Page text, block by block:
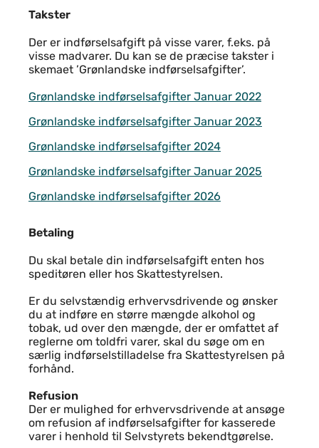
Takster
Takster
Der er indførselsafgift på visse varer, f.eks. på
visse madvarer. Du kan se de præcise takster i
skemaet ’Grønlandske indførselsafgifter’.
Grønlandske indførselsafgifter Januar 2022
Grønlandske indførselsafgifter Januar 2023
Grønlandske indførselsafgifter 2024
Grønlandske indførselsafgifter Januar 2025
Grønlandske indførselsafgifter 2026
Betaling
Betaling
Du skal betale din indførselsafgift enten hos
speditøren eller hos Skattestyrelsen.
Er du selvstændig erhvervsdrivende og ønsker
du at indføre en større mængde alkohol og
tobak, ud over den mængde, der er omfattet af
reglerne om toldfri varer, skal du søge om en
særlig indførselstilladelse fra Skattestyrelsen på
forhånd.
Refusion
Der er mulighed for erhvervsdrivende at ansøge
om refusion af indførselsafgifter for kasserede
varer i henhold til Selvstyrets bekendtgørelse.